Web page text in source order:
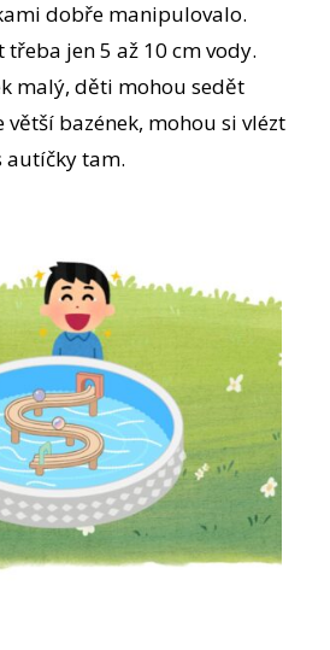
dobře manipulovalo.
jen 5 až 10 cm vody.
malý, děti mohou sedět
bazének, mohou si vlézt
autíčky tam.